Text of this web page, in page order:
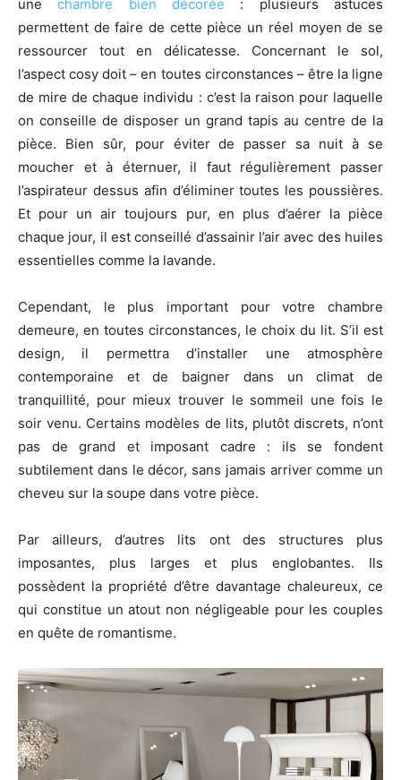
unechambre bien décorée : plusieurs astuces
permettent de faire de cette pièce un réel moyen de se
ressourcer tout en délicatesse. Concernant le sol,
l’aspect cosy doit – en toutes circonstances – être la ligne
de mire de chaque individu : c’est la raison pour laquelle
on conseille de disposer un grand tapis au centre de la
pièce. Bien sûr, pour éviter de passer sa nuit à se
moucher et à éternuer, il faut régulièrement passer
l’aspirateur dessus afin d’éliminer toutes les poussières.
Et pour un air toujours pur, en plus d’aérer la pièce
chaque jour, il est conseillé d’assainir l’air avec des huiles
essentielles comme la lavande.
Cependant, le plus important pour votre chambre
demeure, en toutes circonstances, le choix du lit. S’il est
design, il permettra d’installer une atmosphère
contemporaine et de baigner dans un climat de
tranquillité, pour mieux trouver le sommeil une fois le
soir venu. Certains modèles de lits, plutôt discrets, n’ont
pas de grand et imposant cadre : ils se fondent
subtilement dans le décor, sans jamais arriver comme un
cheveu sur la soupe dans votre pièce.
Par ailleurs, d’autres lits ont des structures plus
imposantes, plus larges et plus englobantes. Ils
possèdent la propriété d’être davantage chaleureux, ce
qui constitue un atout non négligeable pour les couples
en quête de romantisme.